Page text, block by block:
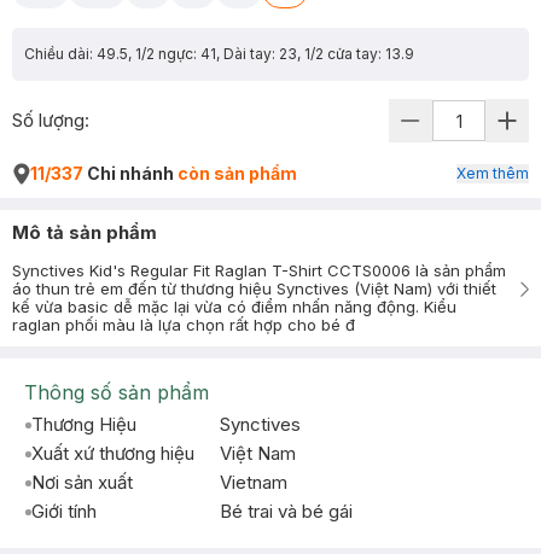
Chiều dài: 49.5, 1/2 ngực: 41, Dài tay: 23, 1/2 cửa tay: 13.9
Số lượng:
11/337 Chi nhánh còn sản phẩm Xem thêm
Mô tả sản phẩm
Synctives Kid's Regular Fit Raglan T-Shirt CCTS0006 là sản phẩm
áo thun trẻ em đến từ thương hiệu Synctives (Việt Nam) với thiết
kế vừa basic dễ mặc lại vừa có điểm nhấn năng động. Kiểu
raglan phối màu là lựa chọn rất hợp cho bé đ
Thông số sản phẩm
Thương Hiệu
Synctives
Xuất xứ thương hiệu
Việt Nam
Nơi sản xuất
Vietnam
Giới tính
Bé trai và bé gái